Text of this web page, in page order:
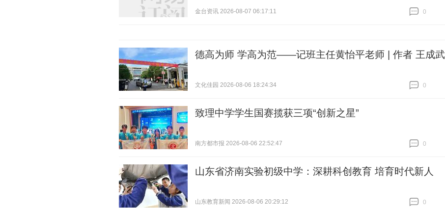
金台资讯 2026-08-07 06:17:11
0
德高为师 学高为范——记班主任黄怡平老师 | 作者 王成武
文化佳园 2026-08-06 18:24:34
0
致理中学学生国赛揽获三项“创新之星”
南方都市报 2026-08-06 22:52:47
0
山东省济南实验初级中学：深耕科创教育 培育时代新人
山东教育新闻 2026-08-06 20:29:12
0